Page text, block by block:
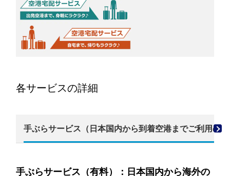
各サービスの詳細
手ぶらサービス（日本国内から到着空港までご利用の
手ぶらサービス（有料）：日本国内から海外の